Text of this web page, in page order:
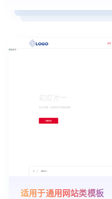
适用于通用网站类模板